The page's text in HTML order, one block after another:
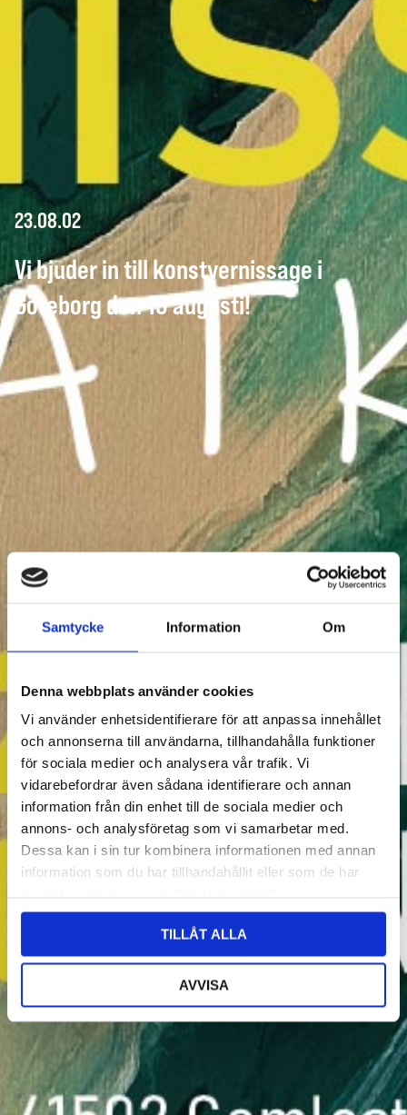
Samtycke Information Om
Denna webbplats använder cookies
Vi använder enhetsidentifierare för att anpassa innehållet
och annonserna till användarna, tillhandahålla funktioner
för sociala medier och analysera vår trafik. Vi
vidarebefordrar även sådana identifierare och annan
information från din enhet till de sociala medier och
annons- och analysföretag som vi samarbetar med.
Dessa kan i sin tur kombinera informationen med annan
information som du har tillhandahållit eller som de har
TILLÅT ALLA
AVVISA
23.08.02
Vi bjuder in till konstvernissage i
Göteborg den 10 augusti!